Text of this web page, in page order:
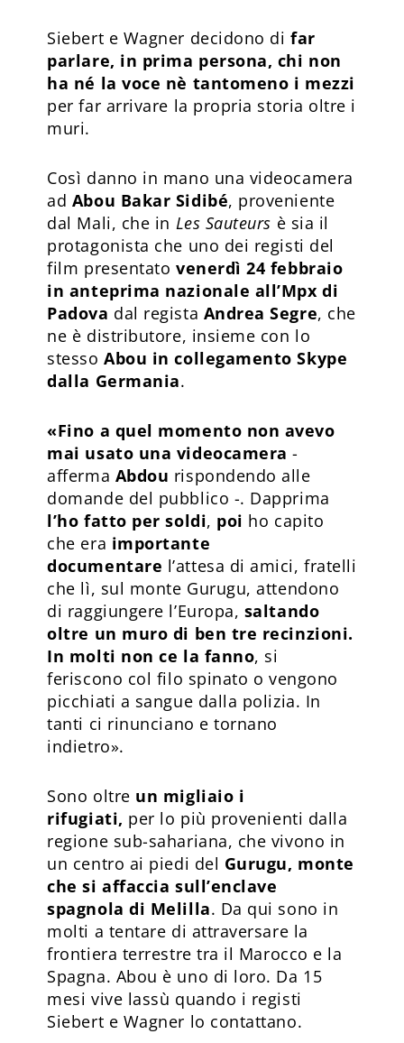
Siebert e Wagner decidono di far
parlare, in prima persona, chi non
ha né la voce nè tantomeno i mezzi
per far arrivare la propria storia oltre i
muri.
Così danno in mano una videocamera
ad Abou Bakar Sidibé, proveniente
dal Mali, che in Les Sauteurs è sia il
protagonista che uno dei registi del
film presentato venerdì 24 febbraio
in anteprima nazionale all’Mpx di
Padova dal regista Andrea Segre, che
ne è distributore, insieme con lo
stessoAbou in collegamento Skype
dalla Germania.
«Fino a quel momento non avevo
mai usato una videocamera-
afferma Abdou rispondendo alle
domande del pubblico -. Dapprima
l’ho fatto per soldi, poi ho capito
che era importante
documentare l’attesa di amici, fratelli
che lì, sul monte Gurugu, attendono
di raggiungere l’Europa, saltando
oltre un muro di ben tre recinzioni.
In molti non ce la fanno, si
feriscono col filo spinato o vengono
picchiati a sangue dalla polizia. In
tanti ci rinunciano e tornano
indietro».
Sono oltre un migliaio i
rifugiati, per lo più provenienti dalla
regione sub-sahariana, che vivono in
un centro ai piedi del Gurugu, monte
che si affaccia sull’enclave
spagnola di Melilla. Da qui sono in
molti a tentare di attraversare la
frontiera terrestre tra il Marocco e la
Spagna. Abou è uno di loro. Da 15
mesi vive lassù quando i registi
Siebert e Wagner lo contattano.